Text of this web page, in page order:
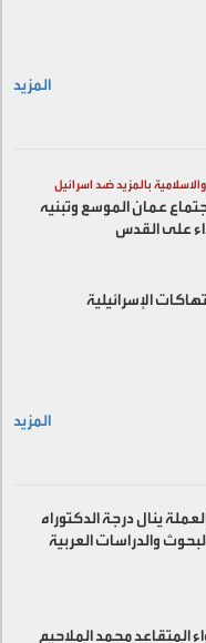
المزيد
بالمزيد ضد اسرائيل
عمان الموسع وتبنيه
على القدس
الانتهاكات الإسرائيلية
المزيد
ينال درجة الدكتوراه
والدراسات العربية
المتقاعد محمد الملاحيم